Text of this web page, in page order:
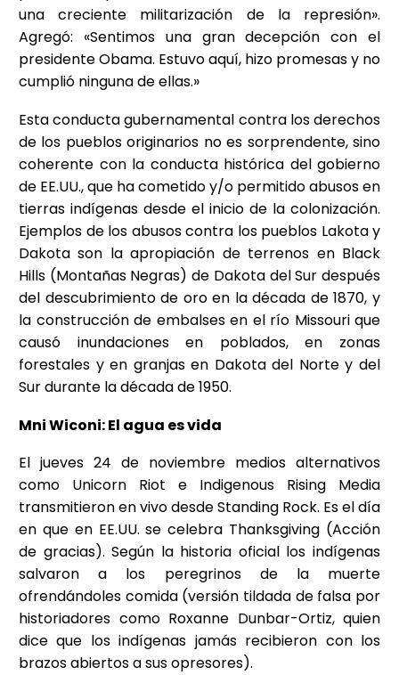
una creciente militarización de la represión».
Agregó: «Sentimos una gran decepción con el
presidente Obama. Estuvo aquí, hizo promesas y no
cumplió ninguna de ellas.»
Esta conducta gubernamental contra los derechos
de los pueblos originarios no es sorprendente, sino
coherente con la conducta histórica del gobierno
de EE.UU., que ha cometido y/o permitido abusos en
tierras indígenas desde el inicio de la colonización.
Ejemplos de los abusos contra los pueblos Lakota y
Dakota son la apropiación de terrenos en Black
Hills (Montañas Negras) de Dakota del Sur después
del descubrimiento de oro en la década de 1870, y
la construcción de embalses en el río Missouri que
causó inundaciones en poblados, en zonas
forestales y en granjas en Dakota del Norte y del
Sur durante la década de 1950.
Mni Wiconi: El agua es vida
El jueves 24 de noviembre medios alternativos
como Unicorn Riot e Indigenous Rising Media
transmitieron en vivo desde Standing Rock. Es el día
en que en EE.UU. se celebra Thanksgiving (Acción
de gracias). Según la historia oficial los indígenas
salvaron a los peregrinos de la muerte
ofrendándoles comida (versión tildada de falsa por
historiadores como Roxanne Dunbar-Ortiz, quien
dice que los indígenas jamás recibieron con los
brazos abiertos a sus opresores).